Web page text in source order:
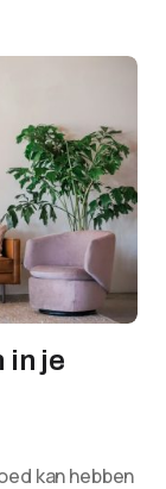
in je
kan hebben